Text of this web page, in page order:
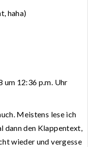
haha)
um 12:36 p.m. Uhr
Meistens lese ich
dann den Klappentext,
wieder und vergesse